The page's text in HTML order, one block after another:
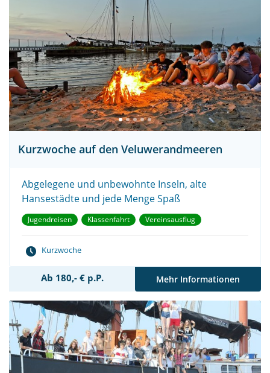
Kurzwoche auf den Veluwerandmeeren
Abgelegene und unbewohnte Inseln, alte
Hansestädte und jede Menge Spaß
Jugendreisen Klassenfahrt Vereinsausflug
Kurzwoche
Ab 180,- € p.P. Mehr Informationen